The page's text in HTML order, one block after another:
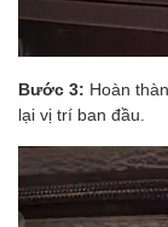
Bước 3: Hoàn
lại vị trí ban đầu.